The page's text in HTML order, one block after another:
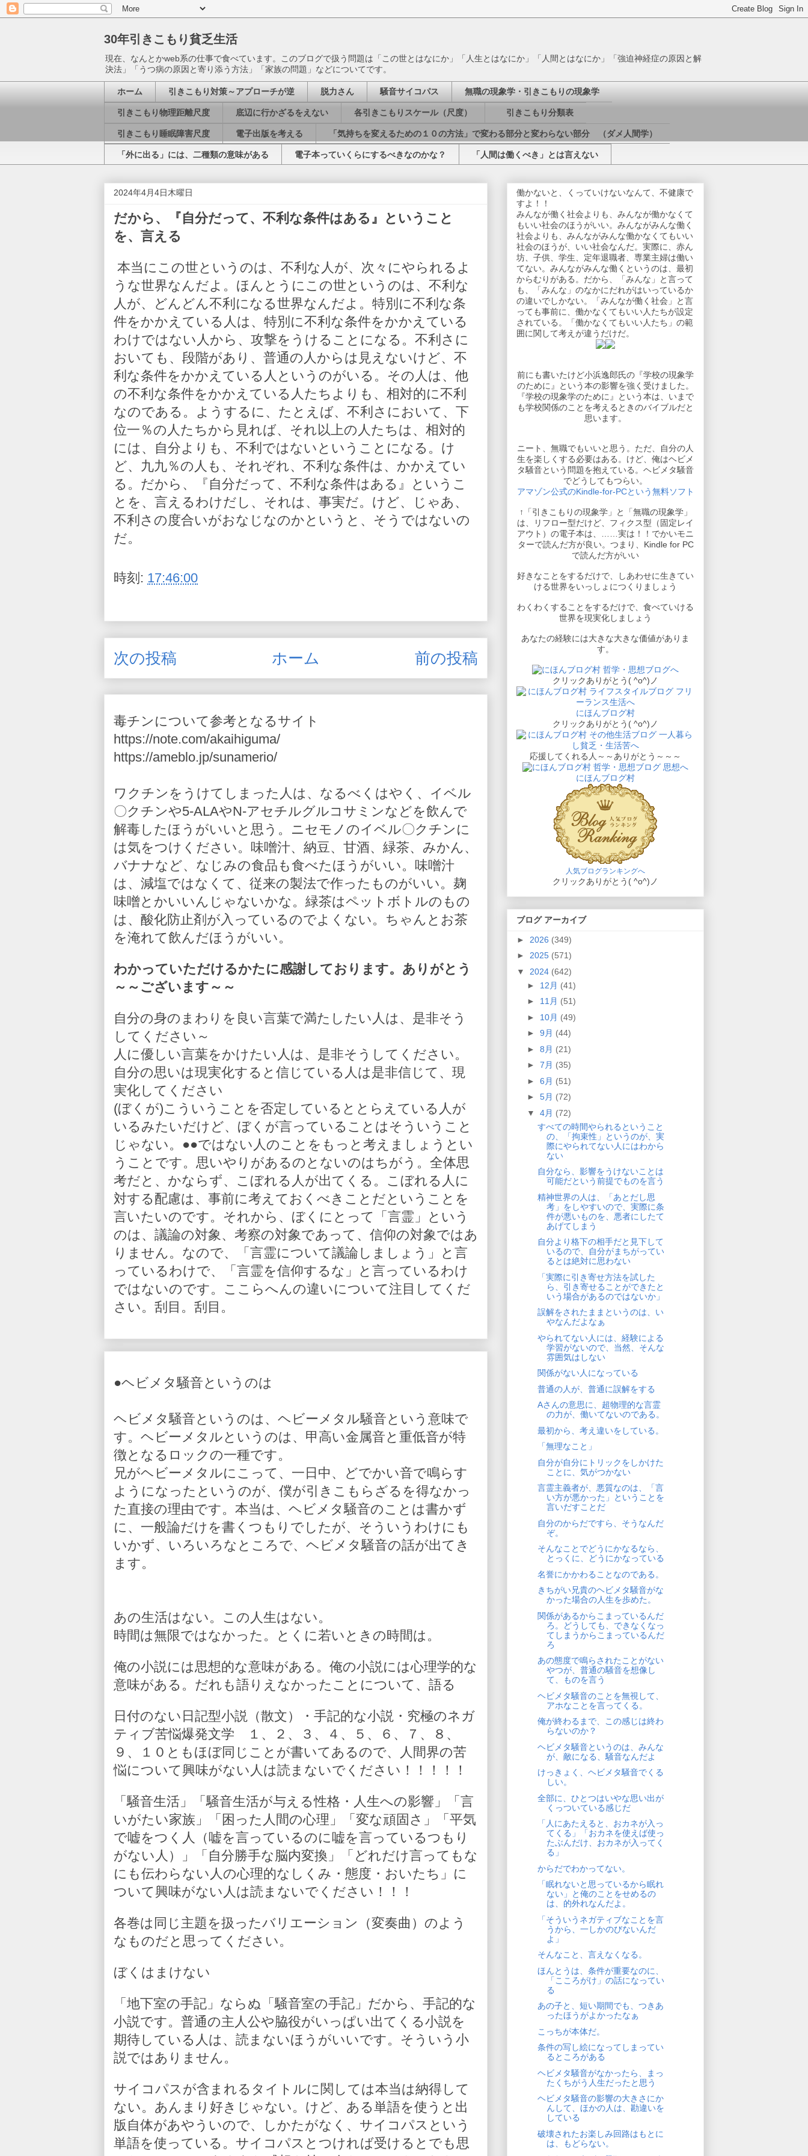
30年引きこもり貧乏生活
現在、なんとかweb系の仕事で食べています。このブログで扱う問題は「この世とはなにか」「人生とはなにか」「人間とはなにか」「強迫神経症の原因と解
決法」「うつ病の原因と寄り添う方法」「家族の問題」などについてです。
ホーム 引きこもり対策～アプローチが逆 脱力さん 騒音サイコパス 無職の現象学・引きこもりの現象学
引きこもり物理距離尺度 底辺に行かざるをえない 各引きこもりスケール（尺度） 引きこもり分類表
引きこもり睡眠障害尺度 電子出版を考える 「気持ちを変えるための１０の方法」で変わる部分と変わらない部分 （ダメ人間学）
「外に出る」には、二種類の意味がある 電子本っていくらにするべきなのかな？ 「人間は働くべき」とは言えない
2024年4月4日木曜日
だから、『自分だって、不利な条件はある』ということ
を、言える
本当にこの世というのは、不利な人が、次々にやられるよ
うな世界なんだよ。ほんとうにこの世というのは、不利な
人が、どんどん不利になる世界なんだよ。特別に不利な条
件をかかえている人は、特別に不利な条件をかかえている
わけではない人から、攻撃をうけることになる。不利さに
おいても、段階があり、普通の人からは見えないけど、不
利な条件をかかえている人というのがいる。その人は、他
の不利な条件をかかえている人たちよりも、相対的に不利
なのである。ようするに、たとえば、不利さにおいて、下
位一％の人たちから見れば、それ以上の人たちは、相対的
には、自分よりも、不利ではないということになる。け
ど、九九％の人も、それぞれ、不利な条件は、かかえてい
る。だから、『自分だって、不利な条件はある』というこ
とを、言えるわけだし、それは、事実だ。けど、じゃあ、
不利さの度合いがおなじなのかというと、そうではないの
だ。
時刻: 17:46:00
次の投稿 前の投稿
ホーム
毒チンについて参考となるサイト
https://note.com/akaihiguma/
https://ameblo.jp/sunamerio/
ワクチンをうけてしまった人は、なるべくはやく、イベル
〇クチンや5-ALAやN-アセチルグルコサミンなどを飲んで
解毒したほうがいいと思う。ニセモノのイベル〇クチンに
は気をつけください。味噌汁、納豆、甘酒、緑茶、みかん、
バナナなど、なじみの食品も食べたほうがいい。味噌汁
は、減塩ではなくて、従来の製法で作ったものがいい。麹
味噌とかいいんじゃないかな。緑茶はペットボトルのもの
は、酸化防止剤が入っているのでよくない。ちゃんとお茶
を淹れて飲んだほうがいい。
わかっていただけるかたに感謝しております。ありがとう
～～ございます～～
自分の身のまわりを良い言葉で満たしたい人は、是非そう
してください～
人に優しい言葉をかけたい人は、是非そうしてください。
自分の思いは現実化すると信じている人は是非信じて、現
実化してください
(ぼくが)こういうことを否定しているととらえている人が
いるみたいだけど、ぼくが言っていることはそういうこと
じゃない。●●ではない人のことをもっと考えましょうとい
うことです。思いやりがあるのとないのはちがう。全体思
考だと、かならず、こぼれる人が出てくる。こぼれる人に
対する配慮は、事前に考えておくべきことだということを
言いたいのです。それから、ぼくにとって「言霊」という
のは、議論の対象、考察の対象であって、信仰の対象ではあ
りません。なので、「言霊について議論しましょう」と言
っているわけで、「言霊を信仰するな」と言っているわけ
ではないのです。ここらへんの違いについて注目してくだ
さい。刮目。刮目。
●ヘビメタ騒音というのは
ヘビメタ騒音というのは、ヘビーメタル騒音という意味で
す。ヘビーメタルというのは、甲高い金属音と重低音が特
徴となるロックの一種です。
兄がヘビーメタルにこって、一日中、どでかい音で鳴らす
ようになったというのが、僕が引きこもらざるを得なかっ
た直接の理由です。本当は、ヘビメタ騒音のことは書かず
に、一般論だけを書くつもりでしたが、そういうわけにも
いかず、いろいろなところで、ヘビメタ騒音の話が出てき
ます。
あの生活はない。この人生はない。
時間は無限ではなかった。とくに若いときの時間は。
俺の小説には思想的な意味がある。俺の小説には心理学的な
意味がある。だれも語りえなかったことについて、語る
日付のない日記型小説（散文）・手記的な小説・究極のネガ
ティブ苦悩爆発文学 １、２、３、４、５、６、７、８、
９、１０ともほぼ同じことが書いてあるので、人間界の苦
悩について興味がない人は読まないでください！！！！！
「騒音生活」「騒音生活が与える性格・人生への影響」「言
いがたい家族」「困った人間の心理」「変な頑固さ」「平気
で嘘をつく人（嘘を言っているのに嘘を言っているつもり
がない人）」「自分勝手な脳内変換」「どれだけ言ってもな
にも伝わらない人の心理的なしくみ・態度・おいたち」に
ついて興味がない人は読まないでください！！！
各巻は同じ主題を扱ったバリエーション（変奏曲）のよう
なものだと思ってください。
ぼくはまけない
「地下室の手記」ならぬ「騒音室の手記」だから、手記的な
小説です。普通の主人公や脇役がいっぱい出てくる小説を
期待している人は、読まないほうがいいです。そういう小
説ではありません。
サイコパスが含まれるタイトルに関しては本当は納得して
ない。あんまり好きじゃない。けど、ある単語を使うと出
版自体があやういので、しかたがなく、サイコパスという
単語を使っている。サイコパスとつければ受けるとでも思
働かないと、くっていけないなんて、不健康で
すよ！！
みんなが働く社会よりも、みんなが働かなくて
もいい社会のほうがいい。みんながみんな働く
社会よりも、みんながみんな働かなくてもいい
社会のほうが、いい社会なんだ。実際に、赤ん
坊、子供、学生、定年退職者、専業主婦は働い
てない。みんながみんな働くというのは、最初
からむりがある。だから、「みんな」と言って
も、「みんな」のなかにだれがはいっているか
の違いでしかない。「みんなが働く社会」と言
っても事前に、働かなくてもいい人たちが設定
されている。「働かなくてもいい人たち」の範
囲に関して考えが違うだけだ。
前にも書いたけど小浜逸郎氏の『学校の現象学
のために』という本の影響を強く受けました。
『学校の現象学のために』という本は、いまで
も学校関係のことを考えるときのバイブルだと
思います。
ニート、無職でもいいと思う。ただ、自分の人
生を楽しくする必要はある。けど、俺はヘビメ
タ騒音という問題を抱えている。ヘビメタ騒音
でどうしてもつらい。
アマゾン公式のKindle-for-PCという無料ソフト
↑「引きこもりの現象学」と「無職の現象学」
は、リフロー型だけど、フィクス型（固定レイ
アウト）の電子本は、……実は！！でかいモニ
ターで読んだ方が良い。つまり、Kindle for PC
で読んだ方がいい
好きなことをするだけで、しあわせに生きてい
ける世界をいっしょにつくりましょう
わくわくすることをするだけで、食べていける
世界を現実化しましょう
あなたの経験には大きな大きな価値がありま
す。
クリックありがとう( ^o^)ノ
にほんブログ村
クリックありがとう( ^o^)ノ
応援してくれる人～～ありがとう～～～
にほんブログ村
人気ブログランキングへ
クリックありがとう( ^o^)ノ
ブログ アーカイブ
► 2026 (349)
► 2025 (571)
▼ 2024 (642)
► 12月 (41)
► 11月 (51)
► 10月 (49)
► 9月 (44)
► 8月 (21)
► 7月 (35)
► 6月 (51)
► 5月 (72)
▼ 4月 (72)
すべての時間やられるということ
の、「拘束性」というのが、実
際にやられてない人にはわから
ない
自分なら、影響をうけないことは
可能だという前提でものを言う
精神世界の人は、「あとだし思
考」をしやすいので、実際に条
件が悪いものを、悪者にしたて
あげてしまう
自分より格下の相手だと見下して
いるので、自分がまちがってい
るとは絶対に思わない
「実際に引き寄せ方法を試した
ら、引き寄せることができたと
いう場合があるのではないか」
誤解をされたままというのは、い
やなんだよなぁ
やられてない人には、経験による
学習がないので、当然、そんな
雰囲気はしない
関係がない人になっている
普通の人が、普通に誤解をする
Aさんの意思に、超物理的な言霊
の力が、働いてないのである。
最初から、考え違いをしている。
「無理なこと」
自分が自分にトリックをしかけた
ことに、気がつかない
言霊主義者が、悪質なのは、「言
い方が悪かった」ということを
言いだすことだ
自分のからだですら、そうなんだ
ぞ。
そんなことでどうにかなるなら、
とっくに、どうにかなっている
名誉にかかわることなのである。
きちがい兄貴のヘビメタ騒音がな
かった場合の人生を歩めた。
関係があるからこまっているんだ
ろ。どうしても、できなくなっ
てしまうからこまっているんだ
ろ
あの態度で鳴らされたことがない
やつが、普通の騒音を想像し
て、ものを言う
ヘビメタ騒音のことを無視して、
アホなことを言ってくる。
俺が終わるまで、この感じは終わ
らないのか？
ヘビメタ騒音というのは、みんな
が、敵になる、騒音なんだよ
けっきょく、ヘビメタ騒音でくる
しい。
全部に、ひとつはいやな思い出が
くっついている感じだ
「人にあたえると、おカネが入っ
てくる」「おカネを使えば使っ
たぶんだけ、おカネが入ってく
る」
からだでわかってない。
「眠れないと思っているから眠れ
ない」と俺のことをせめるの
は、的外れなんだよ。
「そういうネガティブなことを言
うから、一しかのびないんだ
よ」
そんなこと、言えなくなる。
ほんとうは、条件が重要なのに、
「こころがけ」の話になってい
る
あの子と、短い期間でも、つきあ
ったほうがよかったなぁ
こっちが本体だ。
条件の写し絵になってしまってい
るところがある
ヘビメタ騒音がなかったら、まっ
たくちがう人生だったと思う
ヘビメタ騒音の影響の大きさにか
んして、ほかの人は、勘違いを
している
破壊されたお楽しみ回路はもとに
は、もどらない。